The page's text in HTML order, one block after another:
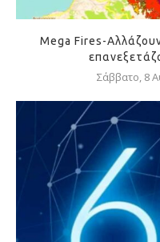
Mega Fires-
Σάββατο, 8